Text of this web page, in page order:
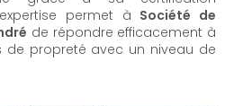
permet à Société de
de répondre efficacement à
de propreté avec un niveau de